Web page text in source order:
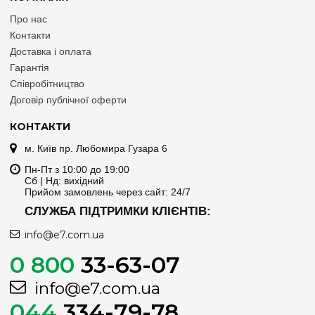
КОНТАКТИ
м. Київ пр. Любомира Гузара 6
Пн-Пт з 10:00 до 19:00
Сб | Нд: вихідний
Прийом замовлень через сайт: 24/7
СЛУЖБА ПІДТРИМКИ КЛІЄНТІВ:
info@e7.com.ua
0 800 33-63-07
info@e7.com.ua
Про нас
Контакти
Доставка і оплата
Гарантія
Співробітництво
Договір публічної оферти